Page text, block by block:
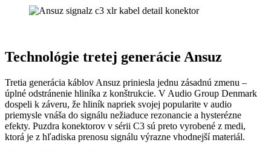
Technológie tretej generácie Ansuz
Tretia generácia káblov Ansuz priniesla jednu zásadnú zmenu –
úplné odstránenie hliníka z konštrukcie. V Audio Group Denmark
dospeli k záveru, že hliník napriek svojej popularite v audio
priemysle vnáša do signálu nežiaduce rezonancie a hysterézne
efekty. Puzdra konektorov v sérii C3 sú preto vyrobené z medi,
ktorá je z hľadiska prenosu signálu výrazne vhodnejší materiál.